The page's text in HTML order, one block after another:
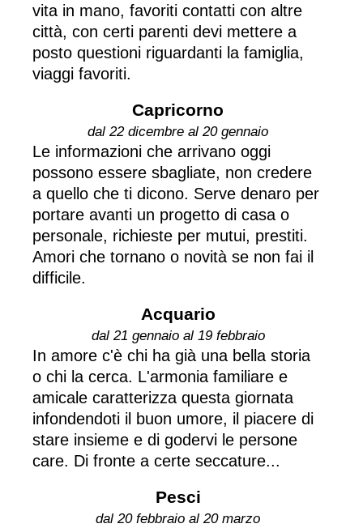
vita in mano, favoriti contatti con altre
città, con certi parenti devi mettere a
posto questioni riguardanti la famiglia,
viaggi favoriti.
Capricorno
dal 22 dicembre al 20 gennaio
Le informazioni che arrivano oggi
possono essere sbagliate, non credere
a quello che ti dicono. Serve denaro per
portare avanti un progetto di casa o
personale, richieste per mutui, prestiti.
Amori che tornano o novità se non fai il
difficile.
Acquario
dal 21 gennaio al 19 febbraio
In amore c'è chi ha già una bella storia
o chi la cerca. L'armonia familiare e
amicale caratterizza questa giornata
infondendoti il buon umore, il piacere di
stare insieme e di godervi le persone
care. Di fronte a certe seccature...
Pesci
dal 20 febbraio al 20 marzo